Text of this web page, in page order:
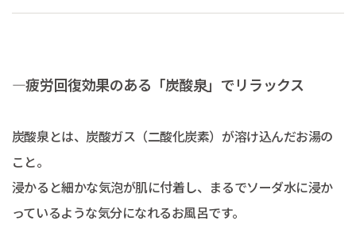
―疲労回復効果のある「炭酸泉」でリラックス
炭酸泉とは、炭酸ガス（二酸化炭素）が溶け込んだお湯の
こと。
浸かると細かな気泡が肌に付着し、まるでソーダ水に浸か
っているような気分になれるお風呂です。